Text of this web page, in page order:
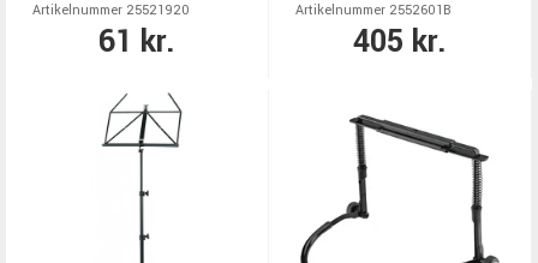
Artikelnummer 25521920
61 kr.
Artikelnummer 2552601B
405 kr.